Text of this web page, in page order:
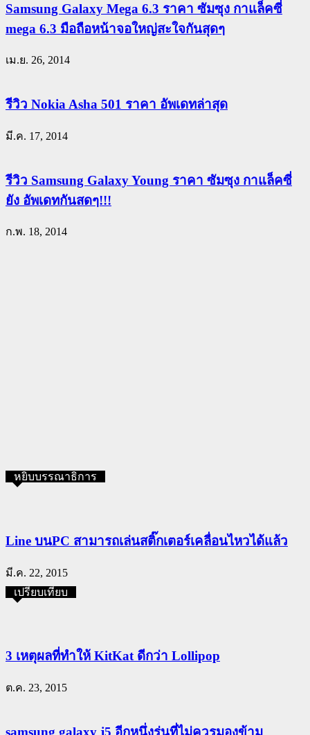
Samsung Galaxy Mega 6.3 ราคา ซัมซุง กาแล็คซี่
mega 6.3 มือถือหน้าจอใหญ่สะใจกันสุดๆ
เม.ย. 26, 2014
รีวิว Nokia Asha 501 ราคา อัพเดทล่าสุด
มี.ค. 17, 2014
รีวิว Samsung Galaxy Young ราคา ซัมซุง กาแล็คซี่
ยัง อัพเดทกันสดๆ!!!
ก.พ. 18, 2014
หยิบบรรณาธิการ
Line บนPC สามารถเล่นสติ๊กเตอร์เคลื่อนไหวได้แล้ว
มี.ค. 22, 2015
เปรียบเทียบ
3 เหตุผลที่ทำให้ KitKat ดีกว่า Lollipop
ต.ค. 23, 2015
samsung galaxy j5 อีกหนึ่งรุ่นที่ไม่ควรมองข้าม